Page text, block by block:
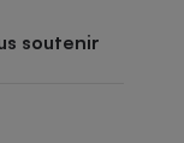
soutenir